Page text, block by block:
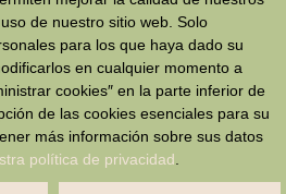
de nuestro sitio web. Solo
para los que haya dado su
en cualquier momento a
cookies″ en la parte inferior de
de las cookies esenciales para su
más información sobre sus datos
política de privacidad